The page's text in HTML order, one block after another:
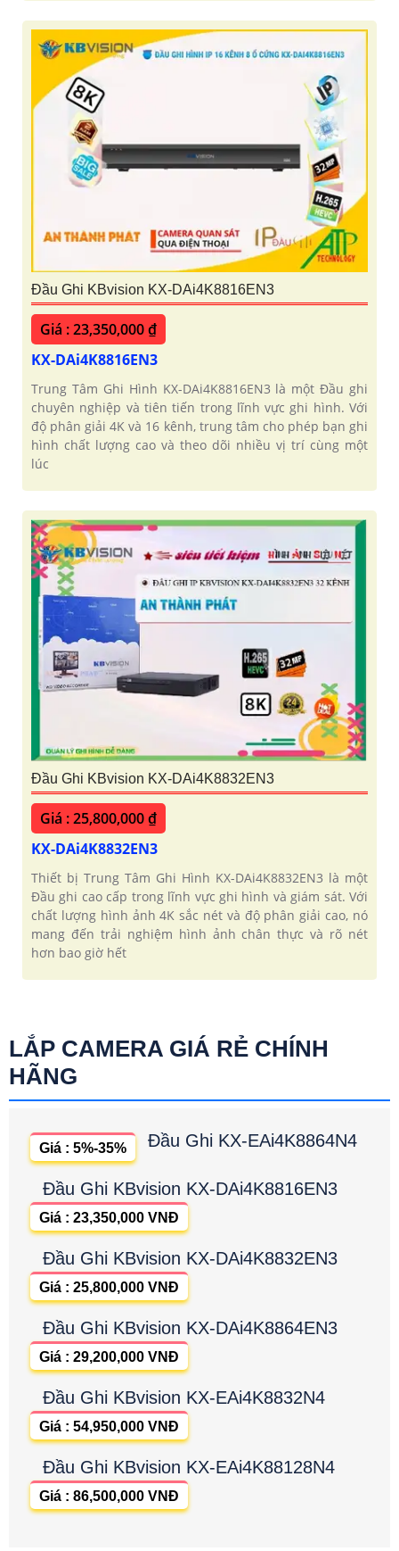
Đầu Ghi KBvision KX-DAi4K8816EN3
Giá : 23,350,000 ₫
KX-DAi4K8816EN3
Trung Tâm Ghi Hình KX-DAi4K8816EN3 là một Đầu ghi
chuyên nghiệp và tiên tiến trong lĩnh vực ghi hình. Với
độ phân giải 4K và 16 kênh, trung tâm cho phép bạn ghi
hình chất lượng cao và theo dõi nhiều vị trí cùng một
lúc
Đầu Ghi KBvision KX-DAi4K8832EN3
Giá : 25,800,000 ₫
KX-DAi4K8832EN3
Thiết bị Trung Tâm Ghi Hình KX-DAi4K8832EN3 là một
Đầu ghi cao cấp trong lĩnh vực ghi hình và giám sát. Với
chất lượng hình ảnh 4K sắc nét và độ phân giải cao, nó
mang đến trải nghiệm hình ảnh chân thực và rõ nét
hơn bao giờ hết
LẮP CAMERA GIÁ RẺ CHÍNH
HÃNG
Đầu Ghi KX-EAi4K8864N4
Giá : 5%-35%
Đầu Ghi KBvision KX-DAi4K8816EN3
Giá : 23,350,000 VNĐ
Đầu Ghi KBvision KX-DAi4K8832EN3
Giá : 25,800,000 VNĐ
Đầu Ghi KBvision KX-DAi4K8864EN3
Giá : 29,200,000 VNĐ
Đầu Ghi KBvision KX-EAi4K8832N4
Giá : 54,950,000 VNĐ
Đầu Ghi KBvision KX-EAi4K88128N4
Giá : 86,500,000 VNĐ